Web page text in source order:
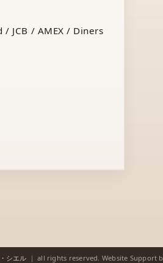
/ JCB / AMEX / Diners
シエル ｜ all rights reserved. Website Support